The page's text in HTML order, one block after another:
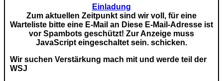
Einladung
Zum aktuellen Zeitpunkt sind wir voll, für eine
Warteliste bitte eine E-Mail an Diese E-Mail-Adresse ist
vor Spambots geschützt! Zur Anzeige muss
JavaScript eingeschaltet sein. schicken.
Wir suchen Verstärkung mach mit und werde teil der
WSJ